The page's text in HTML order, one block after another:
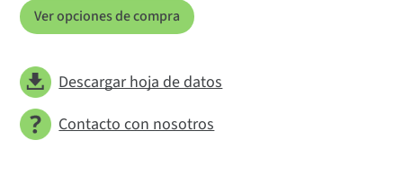
Ver opciones de compra
Descargar hoja de datos
Contacto con nosotros